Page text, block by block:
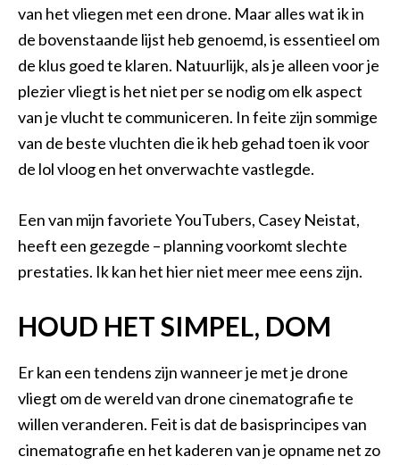
van het vliegen met een drone. Maar alles wat ik in
de bovenstaande lijst heb genoemd, is essentieel om
de klus goed te klaren. Natuurlijk, als je alleen voor je
plezier vliegt is het niet per se nodig om elk aspect
van je vlucht te communiceren. In feite zijn sommige
van de beste vluchten die ik heb gehad toen ik voor
de lol vloog en het onverwachte vastlegde.
Een van mijn favoriete YouTubers, Casey Neistat,
heeft een gezegde – planning voorkomt slechte
prestaties. Ik kan het hier niet meer mee eens zijn.
HOUD HET SIMPEL, DOM
Er kan een tendens zijn wanneer je met je drone
vliegt om de wereld van drone cinematografie te
willen veranderen. Feit is dat de basisprincipes van
cinematografie en het kaderen van je opname net zo